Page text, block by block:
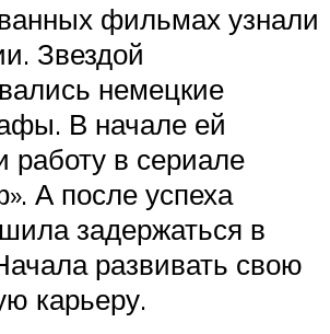
фильмах узнали
Звездой
немецкие
В начале ей
работу в сериале
А после успеха
задержаться в
развивать свою
карьеру.